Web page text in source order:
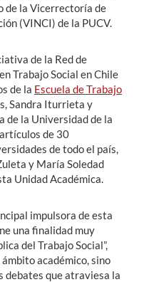
de la Vicerrectoría de
(VINCI) de la PUCV.
de la Red de
Trabajo Social en Chile
de la Escuela de Trabajo
Sandra Iturrieta y
de la Universidad de la
de 30
de todo el país,
y María Soledad
Unidad Académica.
impulsora de esta
una finalidad muy
del Trabajo Social”,
académico, sino
debates que atraviesa la